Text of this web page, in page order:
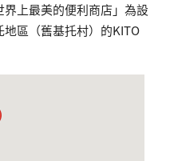
上最美的便利商店」為設
區（舊基托村）的KITO